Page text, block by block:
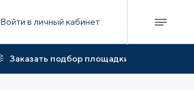
Войти в личный кабинет
Заказать подбор площадки